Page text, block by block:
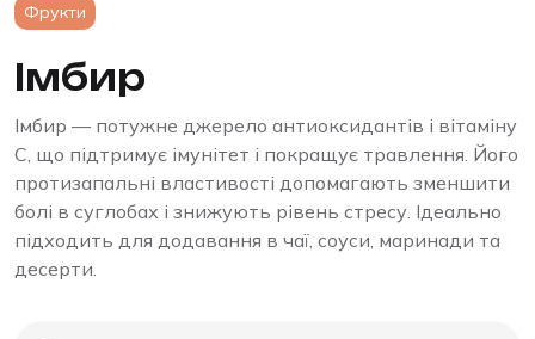
Фрукти
Імбир
Імбир — потужне джерело антиоксидантів і вітаміну
С, що підтримує імунітет і покращує травлення. Його
протизапальні властивості допомагають зменшити
болі в суглобах і знижують рівень стресу. Ідеально
підходить для додавання в чаї, соуси, маринади та
десерти.